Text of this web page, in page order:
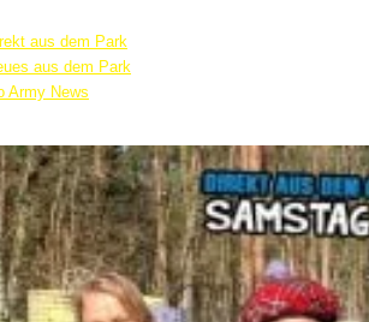
aus dem Park
aus dem Park
Army News